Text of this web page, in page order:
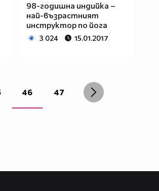
98-годишна индийка –
най-възрастният
инструктор по йога
3 024 15.01.2017
46 47